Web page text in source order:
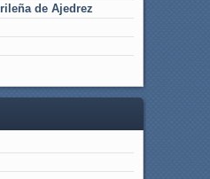
de Ajedrez